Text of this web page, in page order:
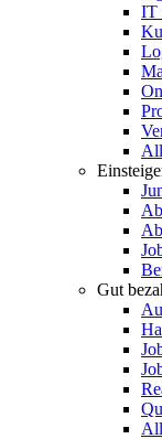
IT
Gut